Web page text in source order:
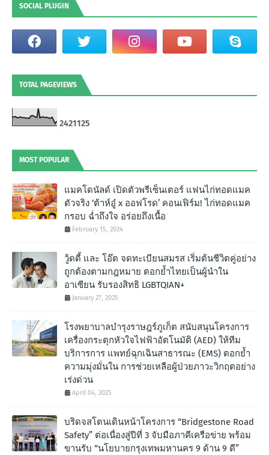
SOCIAL PLUGIN
TOTAL PAGEVIEWS
2421125
MOST POPULAR
แมคโดนัลด์ เปิดตัวพรีเซ็นเตอร์ แฟนไก่ทอดแมค
ตัวจริง ‘ต้าห์อู๋ x ออฟโรด’ คอนเฟิร์ม! ไก่ทอดแมค
กรอบ ฉํ่าถึงใจ อร่อยถึงเนื้อ
February 15, 2024
วู้ดดี้ และ โอ๊ต จดทะเบียนสมรส เริ่มต้นชีวิตคู่อย่าง
ถูกต้องตามกฎหมาย ตอกย้ำไทยเป็นผู้นำใน
อาเซียน รับรองสิทธิ LGBTQIAN+
January 27, 2025
โรงพยาบาลบำรุงราษฎร์ภูเก็ต สนับสนุนโครงการ
เครื่องกระตุกหัวใจไฟฟ้าอัตโนมัติ (AED) ให้ทีม
บริการการ แพทย์ฉุกเฉินสาธารณะ (EMS) ตอกย้ำ
ความมุ่งมั่นใน การช่วยเหลือผู้ป่วยภาวะวิกฤตอย่าง
เร่งด่วน
April 04, 2025
บริดจสโตนเดินหน้าโครงการ “Bridgestone Road
Safety” ต่อเนื่องสู่ปีที่ 3 จับมือภาคีเครือข่าย พร้อม
ขานรับ “นโยบายกรุงเทพมหานคร 9 ด้าน 9 ดี”